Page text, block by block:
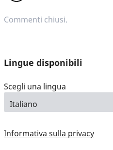
Commenti chiusi.
Lingue disponibili
Scegli una lingua
Informativa sulla privacy